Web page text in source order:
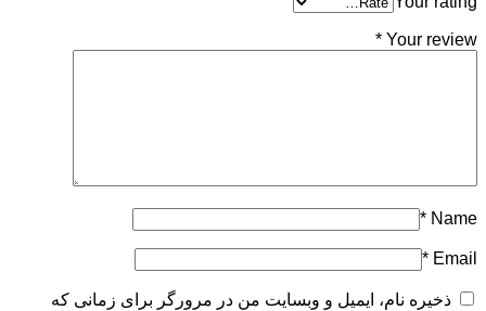
Your review
*
Name
*
Email
*
ذخیره نام، ایمیل و وبسایت من در مرورگر برای زمانی که